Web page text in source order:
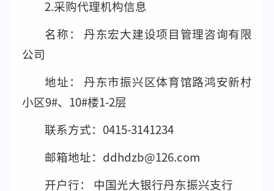
2.采购代理机构信息
名称： 丹东宏大建设项目管理咨询有限
公司
地址： 丹东市振兴区体育馆路鸿安新村
小区9#、10#楼1-2层
联系方式：0415-3141234
邮箱地址：ddhdzb@126.com
开户行： 中国光大银行丹东振兴支行